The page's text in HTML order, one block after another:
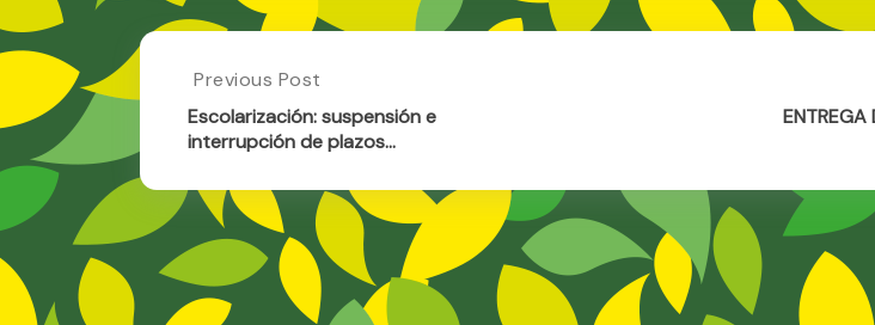
Post
navigation
Previous
Post:
Escolarización:
E
Interrupción
De
Plazos…
Previous Post
Escolarización: suspensión e
interrupción de plazos…
ENTREGA